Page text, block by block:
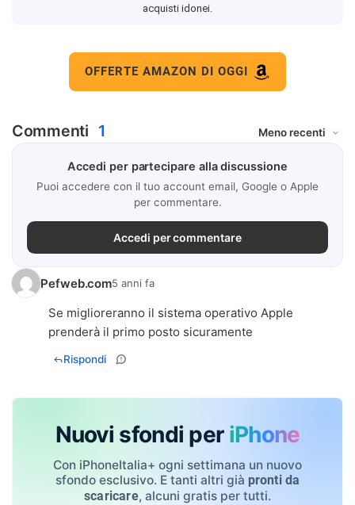
acquisti idonei.
OFFERTE AMAZON DI OGGI
Commenti 1
Accedi per partecipare alla discussione
Puoi accedere con il tuo account email, Google o Apple
per commentare.
Accedi per commentare
Pefweb.com5 anni fa
Se miglioreranno il sistema operativo Apple
prenderà il primo posto sicuramente
Rispondi
Nuovi sfondi per iPhone
Con iPhoneItalia+ ogni settimana un nuovo
sfondo esclusivo. E tanti altri già pronti da
scaricare, alcuni gratis per tutti.